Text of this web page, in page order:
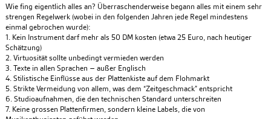
Wie fing eigentlich alles an? Überraschenderweise begann alles mit einem sehr
strengen Regelwerk (wobei in den folgenden Jahren jede Regel mindestens
einmal gebrochen wurde):
1. Kein Instrument darf mehr als 50 DM kosten (etwa 25 Euro, nach heutiger
Schätzung)
2. Virtuosität sollte unbedingt vermieden werden
3. Texte in allen Sprachen – außer Englisch
4. Stilistische Einflüsse aus der Plattenkiste auf dem Flohmarkt
5. Strikte Vermeidung von allem, was dem “Zeitgeschmack” entspricht
6. Studioaufnahmen, die den technischen Standard unterschreiten
7. Keine grossen Plattenfirmen, sondern kleine Labels, die von